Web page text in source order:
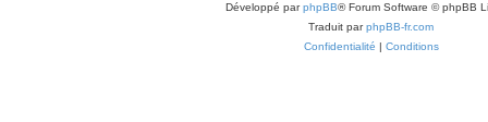
Développé parphpBB® Forum Software © phpBB
Traduit parphpBB-fr.com
Confidentialité | Conditions